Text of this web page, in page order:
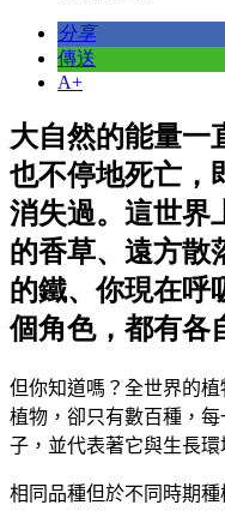
分享
傳送
A+
大自然的能量一
也不停地死亡，
消失過。這世界
的香草、遠方散
的鐵、你現在呼
個角色，都有各
但你知道嗎？全世界的
植物，卻只有數百種，
子，並代表著它與生長環
相同品種但於不同時期